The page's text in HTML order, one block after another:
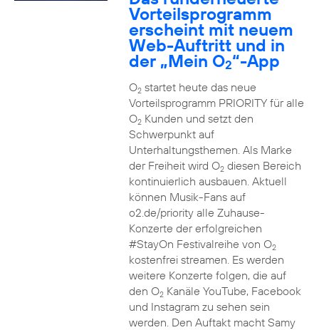
Vorteilsprogramm
erscheint mit neuem
Web-Auftritt und in
der „Mein O2“-App
O2startet heute das neue
Vorteilsprogramm PRIORITY für alle
O2Kunden und setzt den
Schwerpunkt auf
Unterhaltungsthemen. Als Marke
der Freiheit wird O2diesen Bereich
kontinuierlich ausbauen. Aktuell
können Musik-Fans auf
o2.de/priority alle Zuhause-
Konzerte der erfolgreichen
#StayOn Festivalreihe von O2
kostenfrei streamen. Es werden
weitere Konzerte folgen, die auf
den O2Kanäle YouTube, Facebook
und Instagram zu sehen sein
werden. Den Auftakt macht Samy